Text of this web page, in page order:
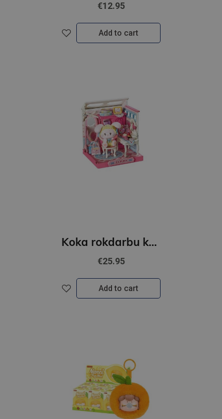
€12.95
Add to cart
Koka rokdarbu komplekts - Cammy’s Beauty Moment
€25.95
Add to cart